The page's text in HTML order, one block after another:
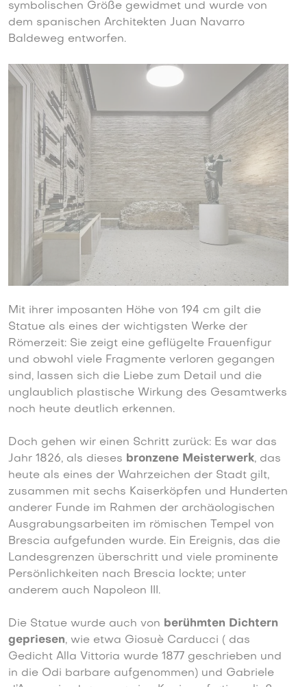
symbolischen Größe gewidmet und wurde von
dem spanischen Architekten Juan Navarro
Baldeweg entworfen.
Mit ihrer imposanten Höhe von 194 cm gilt die
Statue als eines der wichtigsten Werke der
Römerzeit: Sie zeigt eine geflügelte Frauenfigur
und obwohl viele Fragmente verloren gegangen
sind, lassen sich die Liebe zum Detail und die
unglaublich plastische Wirkung des Gesamtwerks
noch heute deutlich erkennen.
Doch gehen wir einen Schritt zurück: Es war das
Jahr 1826, als dieses bronzene Meisterwerk, das
heute als eines der Wahrzeichen der Stadt gilt,
zusammen mit sechs Kaiserköpfen und Hunderten
anderer Funde im Rahmen der archäologischen
Ausgrabungsarbeiten im römischen Tempel von
Brescia aufgefunden wurde. Ein Ereignis, das die
Landesgrenzen überschritt und viele prominente
Persönlichkeiten nach Brescia lockte; unter
anderem auch Napoleon III.
Die Statue wurde auch von berühmten Dichtern
gepriesen, wie etwa Giosuè Carducci ( das
Gedicht Alla Vittoria wurde 1877 geschrieben und
in die Odi barbare aufgenommen) und Gabriele